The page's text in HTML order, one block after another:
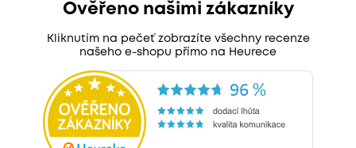
Ověřeno našimi zákazníky
Kliknutím na pečeť zobrazíte všechny recenze
našeho e-shopu přímo na Heurece